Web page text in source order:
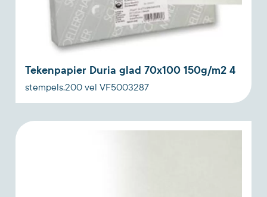
Tekenpapier Duria glad 70x100 150g/m2 4
stempels.200 vel VF5003287